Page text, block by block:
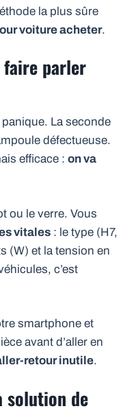
la plus sûre
voiture acheter.
faire parler
La seconde
défectueuse.
efficace : on va
ou le verre. Vous
vitales : le type (H7,
(W) et la tension en
c’est
smartphone et
avant d’aller en
retour inutile.
solution de